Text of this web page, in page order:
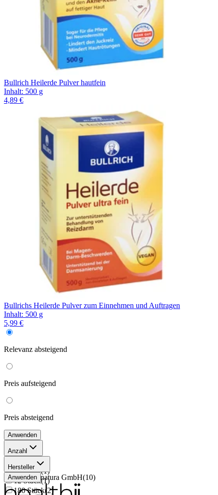
Bullrich Heilerde Pulver hautfein
Inhalt: 500 g
4,89 €
Bullrichs Heilerde Pulver zum Einnehmen und Auftragen
Inhalt: 500 g
5,99 €
Relevanz absteigend
Preis aufsteigend
Preis absteigend
Anwenden
Anzahl
(1 )
50 Stück(1)
12 Stück(1)
180 Stück(2)
Hersteller
delta pronatura GmbH(10)
Anwenden